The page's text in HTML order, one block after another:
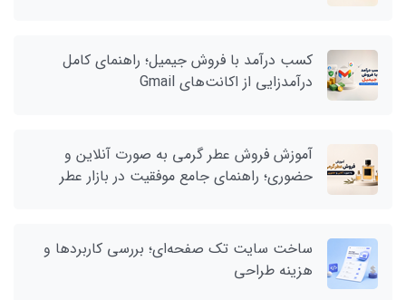
کسب درآمد با فروش جیمیل؛ راهنمای کامل
درآمدزایی از اکانت‌های Gmail
آموزش فروش عطر گرمی به صورت آنلاین و
حضوری؛ راهنمای جامع موفقیت در بازار عطر
ساخت سایت تک صفحه‌ای؛ بررسی کاربردها و
هزینه طراحی